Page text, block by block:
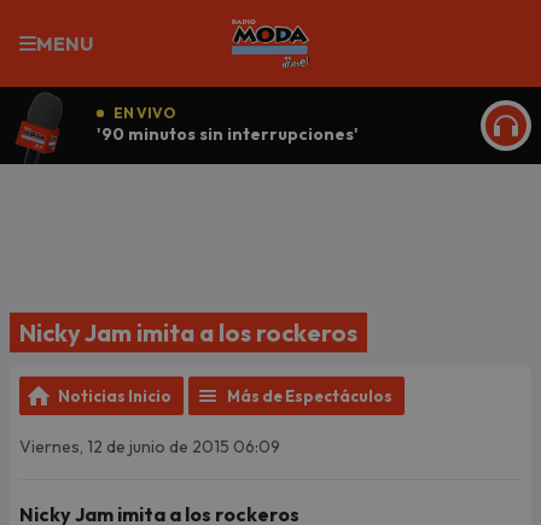
MENU
EN VIVO
'90 minutos sin interrupciones'
Nicky Jam imita a los rockeros
Noticias Inicio Más de Espectáculos
Viernes, 12 de junio de 2015 06:09
Nicky Jam imita a los rockeros